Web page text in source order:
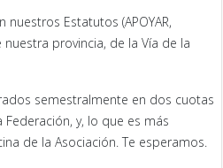
Estatutos (APOYAR,
nuestra provincia, de la Vía de la
semestralmente en dos cuotas
y, lo que es más
de la Asociación. Te esperamos.